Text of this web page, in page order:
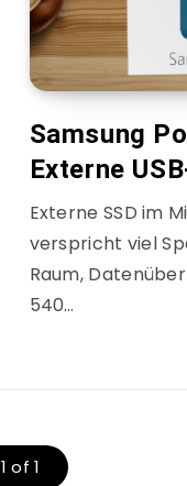
Samsung
Externe
Externe SSD im
verspricht viel
Raum,
540…
of 1